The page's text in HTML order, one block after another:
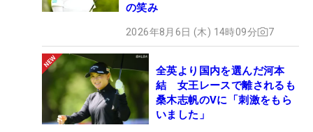
の笑み
2026年8月6日 (木) 14時09分 7
全英より国内を選んだ河本
結 女王レースで離されるも
桑木志帆のVに「刺激をもら
いました」